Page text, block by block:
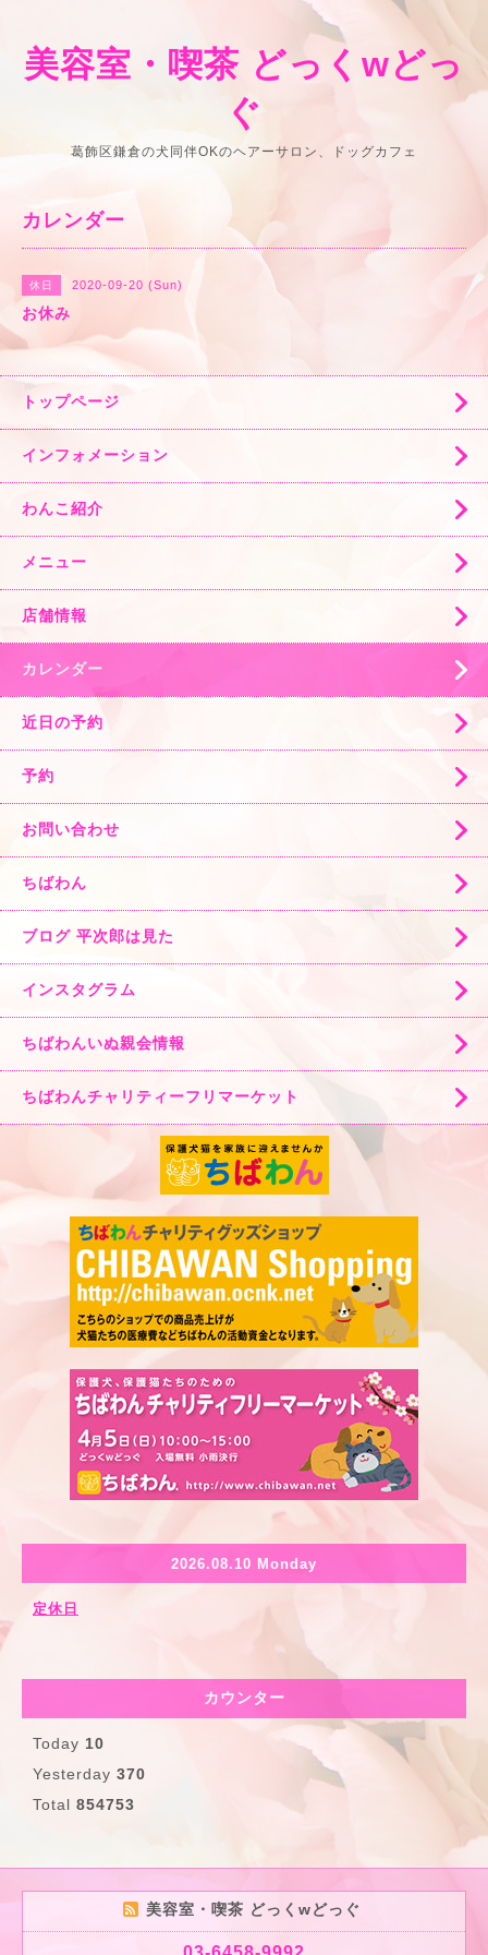
美容室・喫茶 どっくwどっ
ぐ
葛飾区鎌倉の犬同伴OKのヘアーサロン、ドッグカフェ
カレンダー
休日 2020-09-20 (Sun)
お休み
トップページ
インフォメーション
わんこ紹介
メニュー
店舗情報
カレンダー
近日の予約
予約
お問い合わせ
ちばわん
ブログ 平次郎は見た
インスタグラム
ちばわんいぬ親会情報
ちばわんチャリティーフリマーケット
2026.08.10 Monday
定休日
カウンター
Today 10
Yesterday 370
Total 854753
美容室・喫茶 どっくwどっぐ